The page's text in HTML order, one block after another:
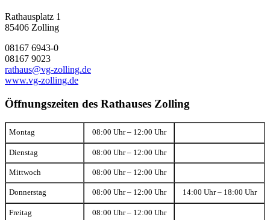
Rathausplatz 1
85406 Zolling
08167 6943-0
08167 9023
rathaus@vg-zolling.de
www.vg-zolling.de
Öffnungszeiten des Rathauses Zolling
Montag 08:00 Uhr – 12:00 Uhr
Dienstag 08:00 Uhr – 12:00 Uhr
Mittwoch 08:00 Uhr – 12:00 Uhr
Donnerstag 08:00 Uhr – 12:00 Uhr 14:00 Uhr – 18:00 Uhr
Freitag 08:00 Uhr – 12:00 Uhr